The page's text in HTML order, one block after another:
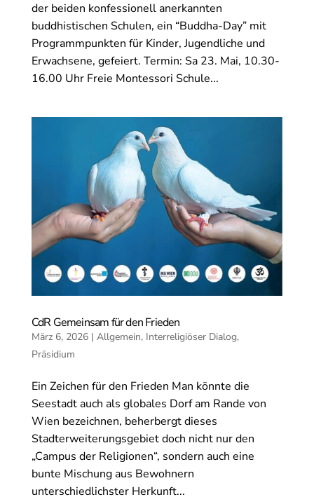
der beiden konfessionell anerkannten
buddhistischen Schulen, ein “Buddha-Day” mit
Programmpunkten für Kinder, Jugendliche und
Erwachsene, gefeiert. Termin: Sa 23. Mai, 10.30-
16.00 Uhr Freie Montessori Schule...
CdR Gemeinsam für den Frieden
März 6, 2026| Allgemein, Interreligiöser Dialog,
Präsidium
Ein Zeichen für den Frieden Man könnte die
Seestadt auch als globales Dorf am Rande von
Wien bezeichnen, beherbergt dieses
Stadterweiterungsgebiet doch nicht nur den
„Campus der Religionen“, sondern auch eine
bunte Mischung aus Bewohnern
unterschiedlichster Herkunft...